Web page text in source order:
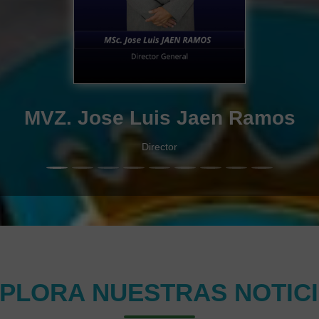
Ing. Simeón Mamani Limache
Jefe de Unidad Académica
NUESTRAS